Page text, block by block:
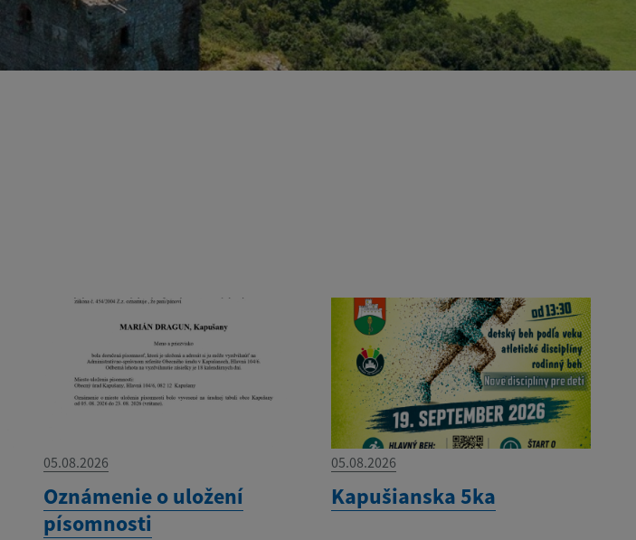
05.08.2026
Oznámenie o uložení
písomnosti
05.08.2026
Kapušianska 5ka